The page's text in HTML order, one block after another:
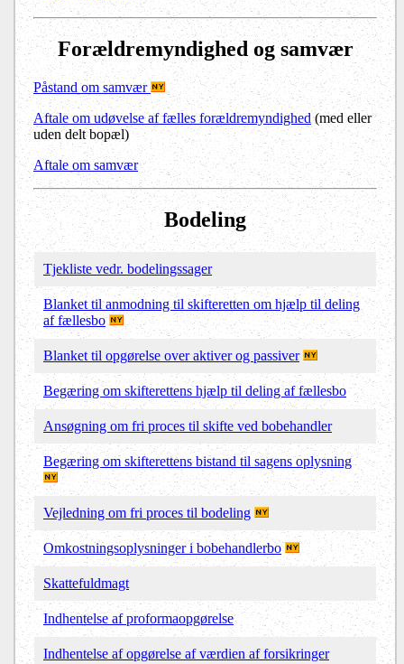
Forældremyndighed og samvær
Påstand om samvær
Aftale om udøvelse af fælles forældremyndighed(med eller
uden delt bopæl)
Aftale om samvær
Bodeling
Tjekliste vedr. bodelingssager
Blanket til anmodning til skifteretten om hjælp til deling
af fællesbo
Blanket til opgørelse over aktiver og passiver
Begæring om skifterettens hjælp til deling af fællesbo
Ansøgning om fri proces til skifte ved bobehandler
Begæring om skifterettens bistand til sagens oplysning
Vejledning om fri proces til bodeling
Omkostningsoplysninger i bobehandlerbo
Skattefuldmagt
Indhentelse af proformaopgørelse
Indhentelse af opgørelse af værdien af forsikringer